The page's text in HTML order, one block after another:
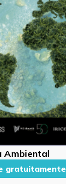
Ambiental
gratuitamente